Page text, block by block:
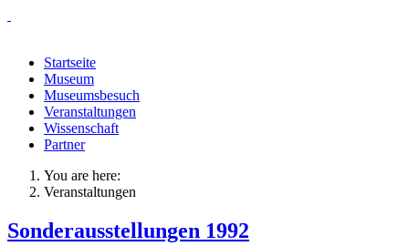
Startseite
Museum
Museumsbesuch
Veranstaltungen
Wissenschaft
Partner
You are here:
Veranstaltungen
Sonderausstellungen 1992